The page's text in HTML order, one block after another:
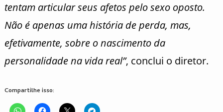
tentam articular seus afetos pelo sexo oposto.
Não é apenas uma história de perda, mas,
efetivamente, sobre o nascimento da
personalidade na vida real”, conclui o diretor.
Compartilhe isso: